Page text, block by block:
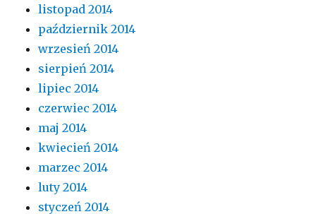
listopad 2014
październik 2014
wrzesień 2014
sierpień 2014
lipiec 2014
czerwiec 2014
maj 2014
kwiecień 2014
marzec 2014
luty 2014
styczeń 2014